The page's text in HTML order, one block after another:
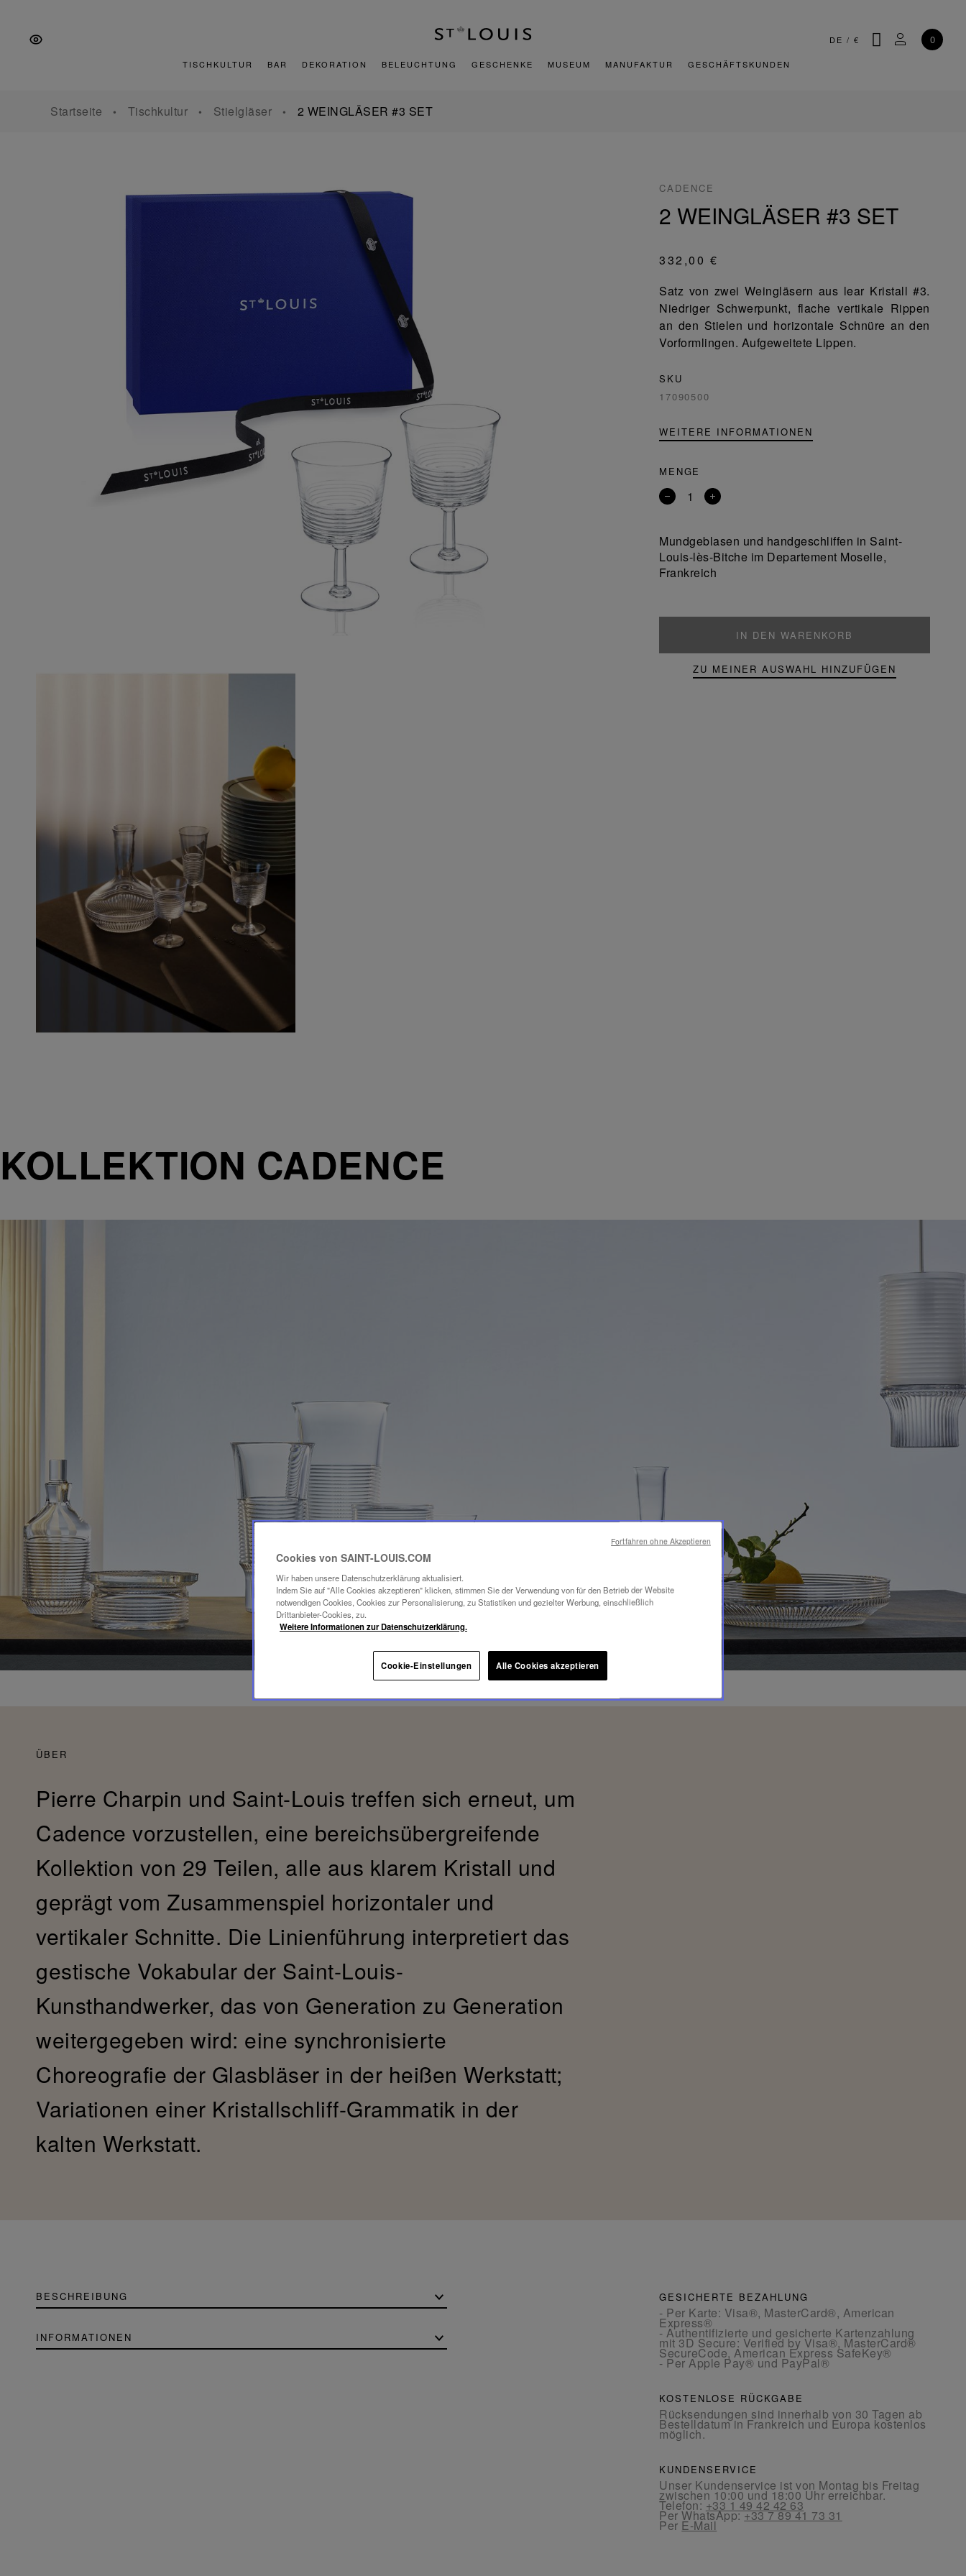
springen
springen
springen
DE / € SUCHEMEIN
0
TISCHKULTUR BAR DEKORATION BELEUCHTUNG GESCHENKE MUSEUM MANUFAKTUR GESCHÄFTSKUNDEN
Startseite Tischkultur Stielgläser 2 WEINGLÄSER #3 SET
CADENCE
2 WEINGLÄSER #3 SET
332,00 €
Satz von zwei Weingläsern aus lear Kristall #3.
Niedriger Schwerpunkt, flache vertikale Rippen
an den Stielen und horizontale Schnüre an den
Vorformlingen. Aufgeweitete Lippen.
SKU
17090500
WEITERE INFORMATIONEN
MENGE
Entfernen
Produkt
Ein
Mundgeblasen und handgeschliffen in Saint-
Louis-lès-Bitche im Departement Moselle,
Frankreich
IN DEN WARENKORB
ZU MEINER AUSWAHL HINZUFÜGEN
KOLLEKTION CADENCE
ÜBER
Pierre Charpin und Saint-Louis treffen sich erneut, um
Cadence vorzustellen, eine bereichsübergreifende
Kollektion von 29 Teilen, alle aus klarem Kristall und
geprägt vom Zusammenspiel horizontaler und
vertikaler Schnitte. Die Linienführung interpretiert das
gestische Vokabular der Saint-Louis-
Kunsthandwerker, das von Generation zu Generation
weitergegeben wird: eine synchronisierte
Choreografie der Glasbläser in der heißen Werkstatt;
Variationen einer Kristallschliff-Grammatik in der
kalten Werkstatt.
BESCHREIBUNG
INFORMATIONEN
GESICHERTE BEZAHLUNG
- Per Karte: Visa®, MasterCard®, American
Express®
- Authentifizierte und gesicherte Kartenzahlung
mit 3D Secure: Verified by Visa®, MasterCard®
SecureCode, American Express SafeKey®
- Per Apple Pay® und PayPal®
KOSTENLOSE RÜCKGABE
Rücksendungen sind innerhalb von 30 Tagen ab
Bestelldatum in Frankreich und Europa kostenlos
möglich.
KUNDENSERVICE
Unser Kundenservice ist von Montag bis Freitag
zwischen 10:00 und 18:00 Uhr erreichbar.
Telefon:+33 1 49 42 42 63
Per WhatsApp:+33 7 89 41 73 31
Per E-Mail
Cookies von SAINT-LOUIS.COM
Wir haben unsere Datenschutzerklärung aktualisiert.
Indem Sie auf "Alle Cookies akzeptieren" klicken, stimmen Sie der Verwendung von für den Betrieb der Website
notwendigen Cookies, Cookies zur Personalisierung, zu Statistiken und gezielter Werbung, einschließlich
Drittanbieter-Cookies, zu.
Weitere Informationen zur Datenschutzerklärung.
Cookie-Einstellungen Alle Cookies akzeptieren
Fortfahren ohne Akzeptieren